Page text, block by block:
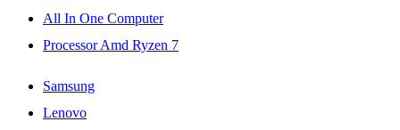
All In One Computer
Processor Amd Ryzen 7
Samsung
Lenovo